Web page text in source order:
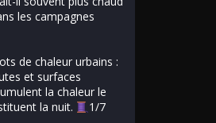
les campagnes
de chaleur urbains :
et surfaces
la chaleur le
la nuit.
1/7